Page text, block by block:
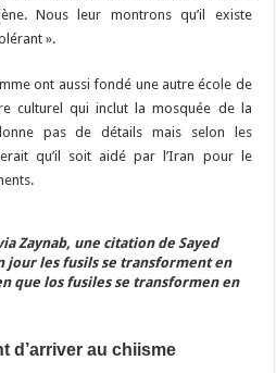
Nous leur montrons qu’il existe
».
ont aussi fondé une autre école de
culturel qui inclut la mosquée de la
pas de détails mais selon les
qu’il soit aidé par l’Iran pour le
Zaynab, une citation de Sayed
jour les fusils se transforment en
que los fusiles se transformen en
d’arriver au chiisme